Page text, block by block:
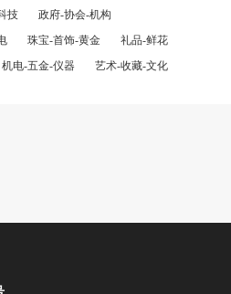
技
政府-协会-机构
珠宝-首饰-黄金
礼品-鲜花
机电-五金-仪器 艺术-收藏-文化